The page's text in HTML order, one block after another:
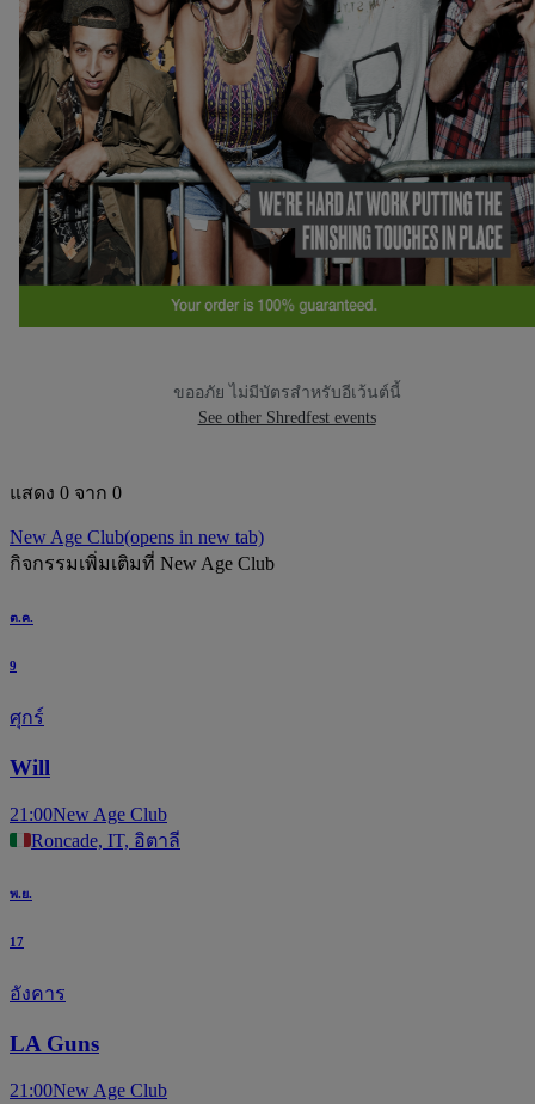
ขออภัย ไม่มีบัตรสำหรับอีเว้นต์นี้
See other Shredfest events
แสดง 0 จาก 0
New Age Club(opens in new tab)
กิจกรรมเพิ่มเติมที่ New Age Club
ต.ค.
9
ศุกร์
Will
21:00New Age Club
Roncade, IT, อิตาลี
พ.ย.
17
อังคาร
LA Guns
21:00New Age Club